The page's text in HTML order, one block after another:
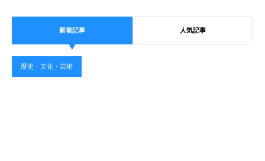
新着記事 人気記事
歴史・文化・芸術